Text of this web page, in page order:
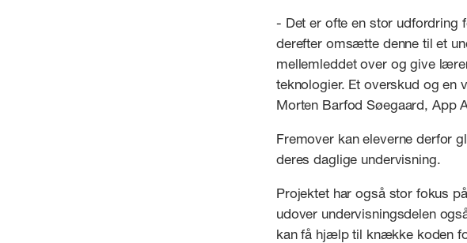
- Det er ofte en stor udfordring
derefter omsætte denne til et
mellemleddet over og give
teknologier. Et overskud og en
Morten Barfod Søegaard, App
Fremover kan eleverne derfor
deres daglige undervisning.
Projektet har også stor fokus
udover undervisningsdelen
kan få hjælp til knække koden